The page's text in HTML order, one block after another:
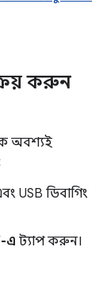
করুন
অবশ্যই
USB ডিবাগিং
এ ট্যাপ করুন।